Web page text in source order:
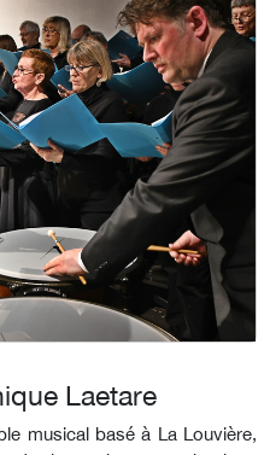
Laetare
musical basé à La Louvière,